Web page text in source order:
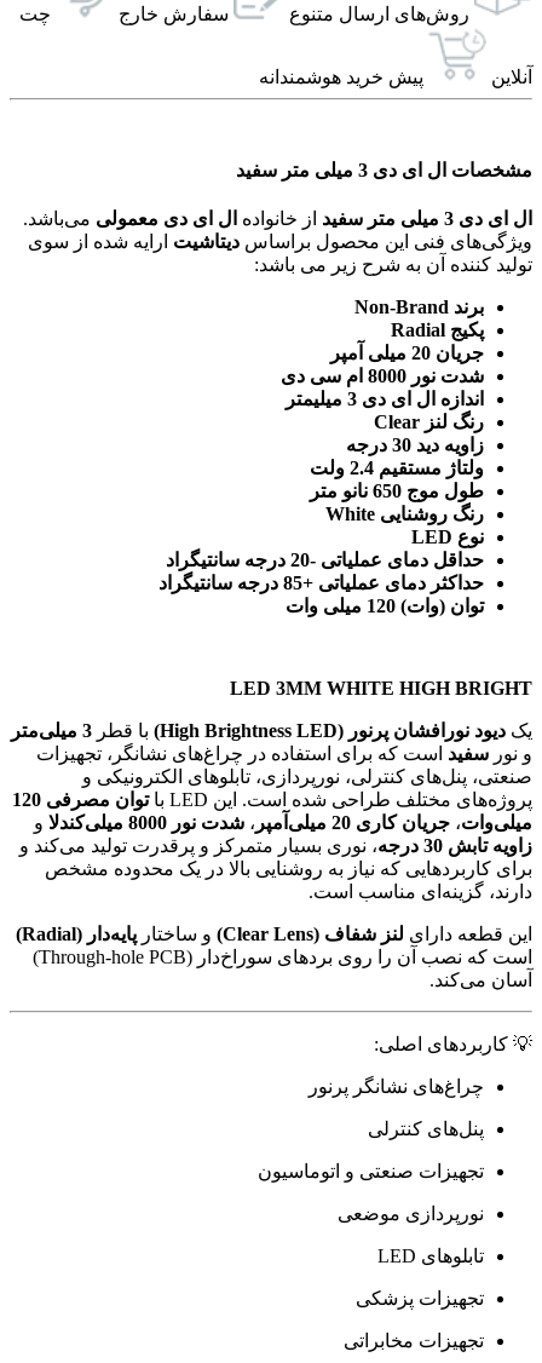
روش‌های ارسال‌ متنوع سفارش خارج چت
آنلاین پیش خرید هوشمندانه
مشخصات ال ای دی 3 میلی متر سفید
ال ای دی 3 میلی متر سفید از خانواده ال ای دی معمولی می‌باشد.
ویژگی‌های فنی این محصول براساس دیتاشیت ارایه شده از سوی
تولید کننده آن به شرح زیر می باشد:
برند Non-Brand
پکیج Radial
جریان 20 میلی آمپر
شدت نور 8000 ام سی دی
اندازه ال ای دی 3 میلیمتر
رنگ لنز Clear
زاویه دید 30 درجه
ولتاژ مستقیم 2.4 ولت
طول موج 650 نانو متر
رنگ روشنایی White
نوع LED
حداقل دمای عملیاتی -20 درجه سانتیگراد
حداکثر دمای عملیاتی +85 درجه سانتیگراد
توان (وات) 120 میلی وات
LED 3MM WHITE HIGH BRIGHT
یک دیود نورافشان پرنور (High Brightness LED) با قطر 3 میلی‌متر
و نور سفید است که برای استفاده در چراغ‌های نشانگر، تجهیزات
صنعتی، پنل‌های کنترلی، نورپردازی، تابلوهای الکترونیکی و
پروژه‌های مختلف طراحی شده است. این LED با
توان مصرفی 120
میلی‌وات، جریان کاری 20 میلی‌آمپر ، شدت نور 8000 میلی‌کندلا
و
زاویه تابش 30 درجه
، نوری بسیار متمرکز و پرقدرت تولید می‌کند و
برای کاربردهایی که نیاز به روشنایی بالا در یک محدوده مشخص
دارند، گزینه‌ای مناسب است.
این قطعه دارای لنز شفاف (Clear Lens) و ساختار پایه‌دار (Radial)
است که نصب آن را روی بردهای سوراخ‌دار (Through-hole PCB)
آسان می‌کند.
💡 کاربردهای اصلی:
چراغ‌های نشانگر پرنور
پنل‌های کنترلی
تجهیزات صنعتی و اتوماسیون
نورپردازی موضعی
تابلوهای LED
تجهیزات پزشکی
تجهیزات مخابراتی